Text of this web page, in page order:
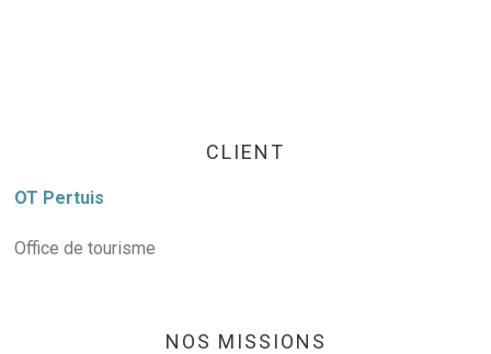
CLIENT
OT Pertuis
Office de tourisme
NOS MISSIONS